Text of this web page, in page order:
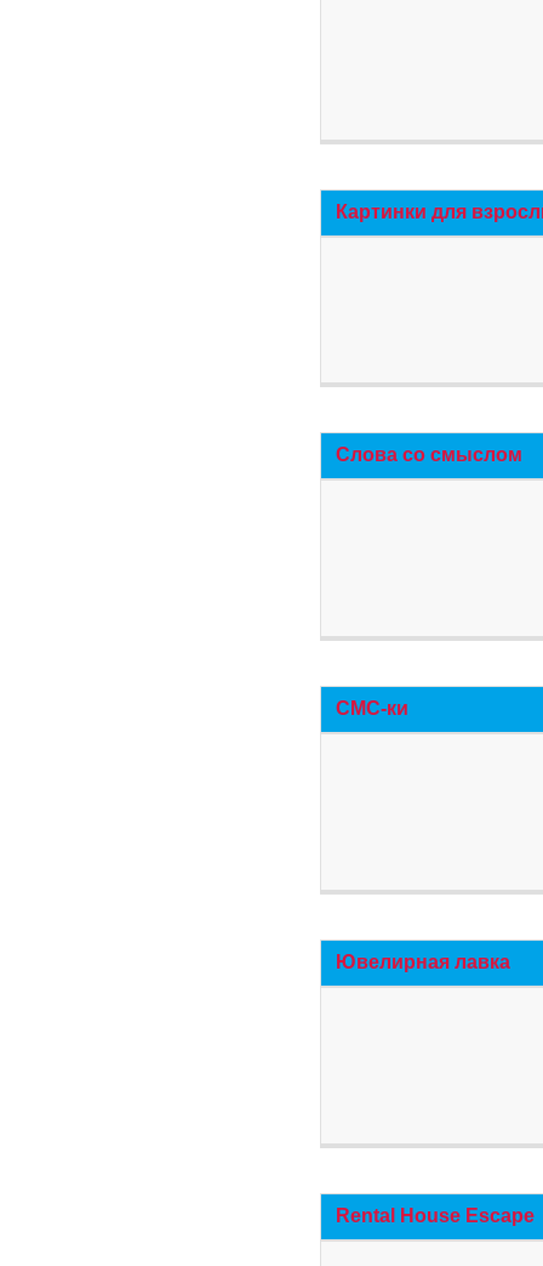
Картинки для
Слова со смыслом
СМС-ки
Ювелирная лавка
Rental House Escape